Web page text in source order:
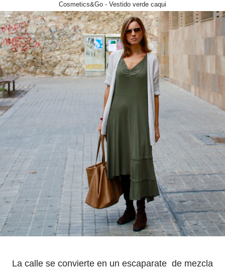
Cosmetics&Go - Vestido verde caqui
La calle se convierte en un escaparate de mezcla